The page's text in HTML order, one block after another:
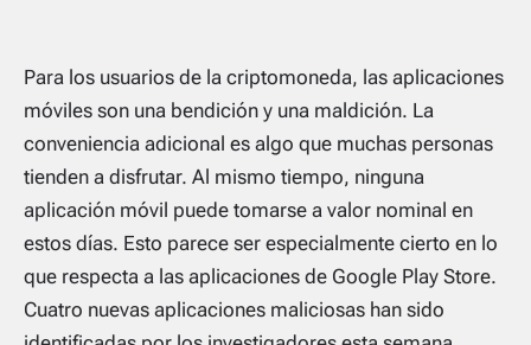
Para los usuarios de la criptomoneda, las aplicaciones
móviles son una bendición y una maldición. La
conveniencia adicional es algo que muchas personas
tienden a disfrutar. Al mismo tiempo, ninguna
aplicación móvil puede tomarse a valor nominal en
estos días. Esto parece ser especialmente cierto en lo
que respecta a las aplicaciones de Google Play Store.
Cuatro nuevas aplicaciones maliciosas han sido